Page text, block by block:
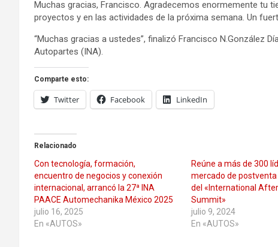
Muchas gracias, Francisco. Agradecemos enormemente tu
proyectos y en las actividades de la próxima semana. Un
“Muchas gracias a ustedes”, finalizó Francisco N.González
Autopartes (INA).
Comparte esto:
Twitter Facebook LinkedIn
Relacionado
Con tecnología, formación,
encuentro de negocios y conexión
internacional, arrancó la 27ª INA
PAACE Automechanika México 2025
julio 16, 2025
En «AUTOS»
Reúne a más de 300
mercado de postventa
del «International
Summit»
julio 9, 2024
En «AUTOS»